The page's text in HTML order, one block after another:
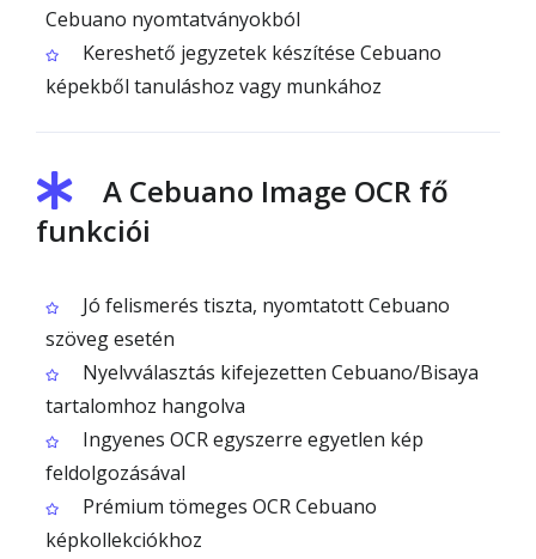
Cebuano nyomtatványokból
Kereshető jegyzetek készítése Cebuano
képekből tanuláshoz vagy munkához
A Cebuano Image OCR fő
funkciói
Jó felismerés tiszta, nyomtatott Cebuano
szöveg esetén
Nyelvválasztás kifejezetten Cebuano/Bisaya
tartalomhoz hangolva
Ingyenes OCR egyszerre egyetlen kép
feldolgozásával
Prémium tömeges OCR Cebuano
képkollekciókhoz